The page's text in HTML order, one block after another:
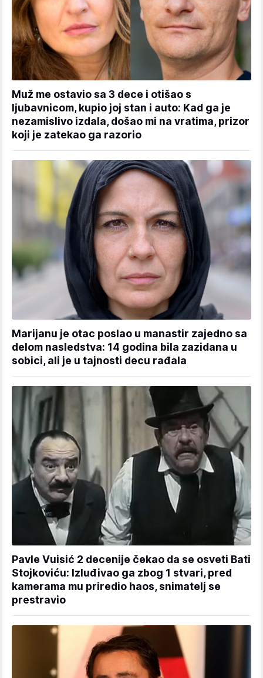
Muž me ostavio sa 3 dece i otišao s
ljubavnicom, kupio joj stan i auto: Kad ga je
nezamislivo izdala, došao mi na vratima, prizor
koji je zatekao ga razorio
Marijanu je otac poslao u manastir zajedno sa
delom nasledstva: 14 godina bila zazidana u
sobici, ali je u tajnosti decu rađala
Pavle Vuisić 2 decenije čekao da se osveti Bati
Stojkoviću: Izluđivao ga zbog 1 stvari, pred
kamerama mu priredio haos, snimatelj se
prestravio